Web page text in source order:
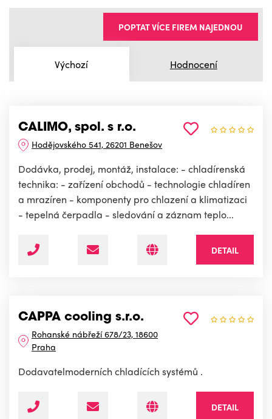
Výchozí Hodnocení
POPTAT VÍCE FIREM NAJEDNOU
CALIMO, spol. s r.o.
Hodějovského 541, 26201 Benešov
Dodávka, prodej, montáž, instalace: - chladírenská
technika: - zařízení obchodů - technologie chladíren
a mrazíren - komponenty pro chlazení a klimatizaci
- tepelná čerpadla - sledování a záznam teplo...
DETAIL
CAPPA cooling s.r.o.
Rohanské nábřeží 678/23, 18600
Praha
Dodavatelmoderních chladících systémů .
DETAIL